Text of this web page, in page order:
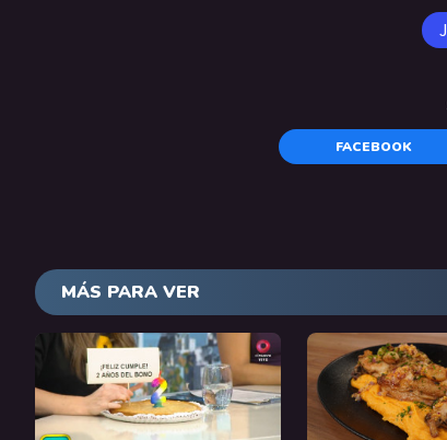
FACEBOOK
MÁS PARA VER